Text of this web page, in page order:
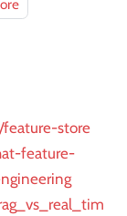
feature-store
feature-